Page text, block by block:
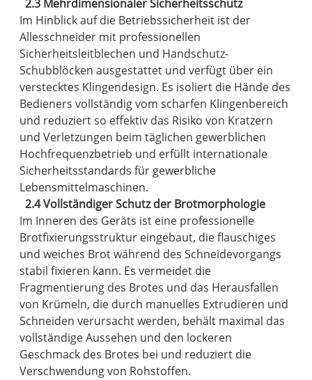
2.3 Mehrdimensionaler Sicherheitsschutz
Im Hinblick auf die Betriebssicherheit ist der
Allesschneider mit professionellen
Sicherheitsleitblechen und Handschutz-
Schubblöcken ausgestattet und verfügt über ein
verstecktes Klingendesign. Es isoliert die Hände des
Bedieners vollständig vom scharfen Klingenbereich
und reduziert so effektiv das Risiko von Kratzern
und Verletzungen beim täglichen gewerblichen
Hochfrequenzbetrieb und erfüllt internationale
Sicherheitsstandards für gewerbliche
Lebensmittelmaschinen.
2.4 Vollständiger Schutz der Brotmorphologie
Im Inneren des Geräts ist eine professionelle
Brotfixierungsstruktur eingebaut, die flauschiges
und weiches Brot während des Schneidevorgangs
stabil fixieren kann. Es vermeidet die
Fragmentierung des Brotes und das Herausfallen
von Krümeln, die durch manuelles Extrudieren und
Schneiden verursacht werden, behält maximal das
vollständige Aussehen und den lockeren
Geschmack des Brotes bei und reduziert die
Verschwendung von Rohstoffen.